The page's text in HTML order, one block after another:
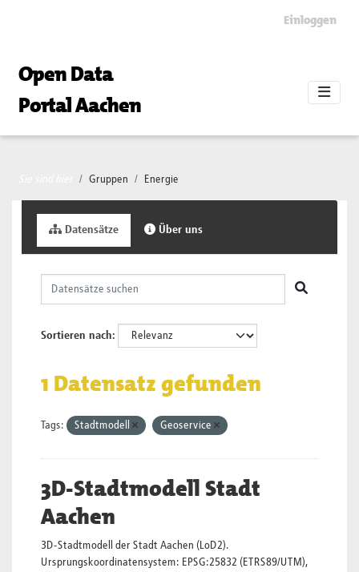
Einloggen
Open Data
Portal Aachen
Gruppen Energie
Datensätze Über uns
Sortieren nach
1 Datensatz gefunden
Tags: Stadtmodell Geoservice
3D-Stadtmodell Stadt
Aachen
3D-Stadtmodell der Stadt Aachen (LoD2).
Ursprungskoordinatensystem: EPSG:25832 (ETRS89/UTM),